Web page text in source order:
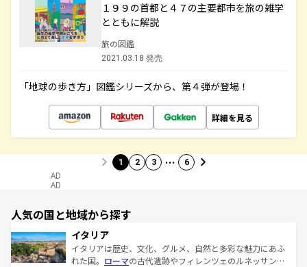
１９９の首都と４７の主要都市を旅の雑学
とともに解説
旅の図鑑
2021.03.18 発売
「地球の歩き方」図鑑シリーズから、第４弾が登場！
詳細を見る
1 2 3 … 6
AD
AD
人気の国と地域から探す
イタリア
イタリアは歴史、文化、グルメ、自然と多彩な魅力にあふ
れた国。 ローマの古代遺跡やフィレンツェのルネッサンス